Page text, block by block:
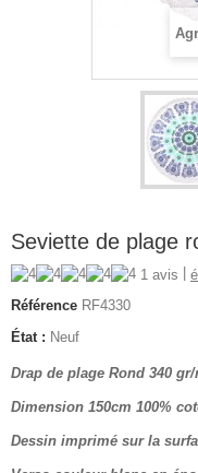
Seviette de plage
1 avis
Référence RF4330
État : Neuf
Drap de plage Rond 340 gr/
Dimension 150cm 100%
Dessin imprimé sur la